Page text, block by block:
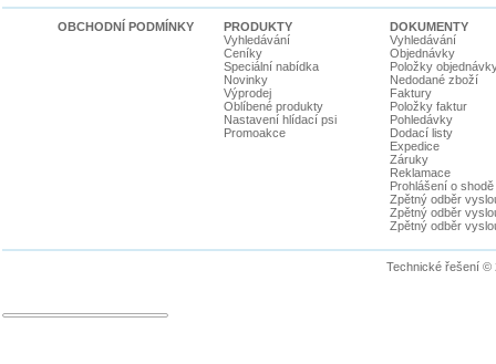
OBCHODNÍ PODMÍNKY
PRODUKTY
Vyhledávání
Ceníky
Speciální nabídka
Novinky
Výprodej
Oblíbené produkty
Nastavení hlídací psi
Promoakce
DOKUMENTY
Vyhledávání
Objednávky
Položky
Nedodané zboží
Faktury
Položky faktur
Pohledávky
Dodací listy
Expedice
Záruky
Reklamace
Prohlášení o shodě
Zpětný odběr
Zpětný odběr
Zpětný odběr
Technické řešení ©